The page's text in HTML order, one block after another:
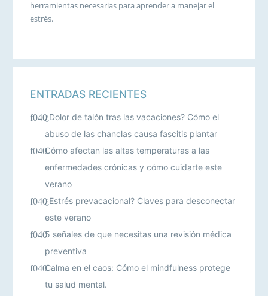
herramientas necesarias para aprender a manejar el
estrés.
ENTRADAS RECIENTES
¿Dolor de talón tras las vacaciones? Cómo el
abuso de las chanclas causa fascitis plantar
Cómo afectan las altas temperaturas a las
enfermedades crónicas y cómo cuidarte este
verano
¿Estrés prevacacional? Claves para desconectar
este verano
5 señales de que necesitas una revisión médica
preventiva
Calma en el caos: Cómo el mindfulness protege
tu salud mental.